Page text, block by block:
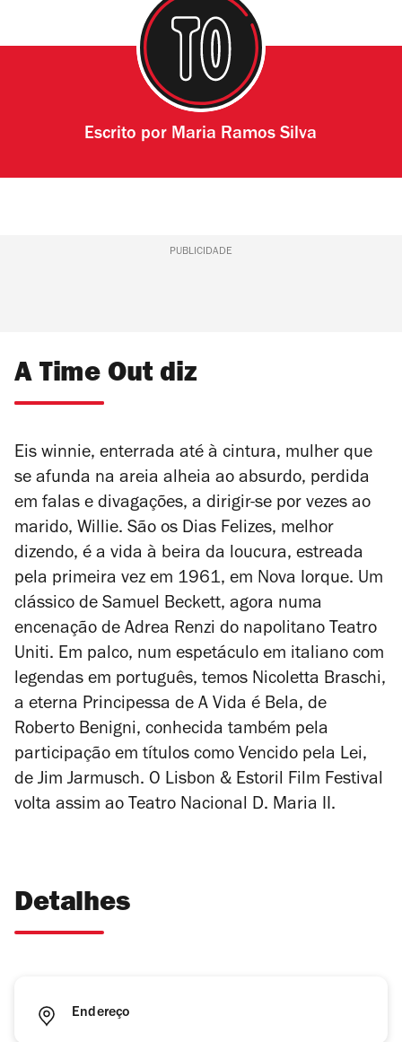
Escrito por Maria Ramos Silva
PUBLICIDADE
A Time Out diz
Eis winnie, enterrada até à cintura, mulher que
se afunda na areia alheia ao absurdo, perdida
em falas e divagações, a dirigir-se por vezes ao
marido, Willie. São os Dias Felizes, melhor
dizendo, é a vida à beira da loucura, estreada
pela primeira vez em 1961, em Nova Iorque. Um
clássico de Samuel Beckett, agora numa
encenação de Adrea Renzi do napolitano Teatro
Uniti. Em palco, num espetáculo em italiano com
legendas em português, temos Nicoletta Braschi,
a eterna Principessa de A Vida é Bela, de
Roberto Benigni, conhecida também pela
participação em títulos como Vencido pela Lei,
de Jim Jarmusch. O Lisbon & Estoril Film Festival
volta assim ao Teatro Nacional D. Maria II.
Detalhes
Endereço